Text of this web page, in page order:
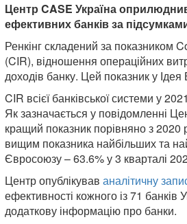
Центр CASE Україна
ефективних банків за
Ренкінг складений за показником
(CIR), відношення операційних
доходів банку. Цей показник у
CIR всієї банківської системи у
Як зазначається у повідомленні
кращий показник порівняно з 2020
вищим показника найбільших та
Євросоюзу – 63.6% у 3 кварталі
Центр опублікував аналітичну
ефективності кожного із 71 банків
додаткову інформацію про банки.